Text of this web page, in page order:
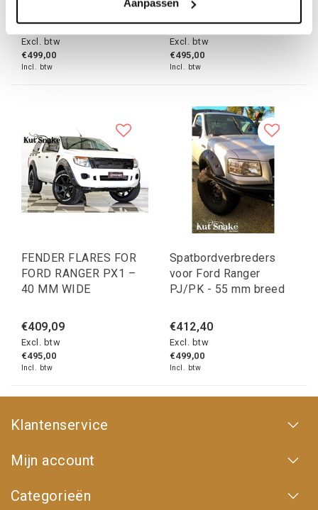
Aanpassen
€412,40
Excl. btw
€499,00
Incl. btw
€409,09
Excl. btw
€495,00
Incl. btw
FENDER FLARES FOR
FORD RANGER PX1 –
40 MM WIDE
€409,09
Excl. btw
€495,00
Incl. btw
Spatbordverbreders
voor Ford Ranger
PJ/PK - 55 mm breed
€412,40
Excl. btw
€499,00
Incl. btw
Klantenservice
Mijn account
Categorieën